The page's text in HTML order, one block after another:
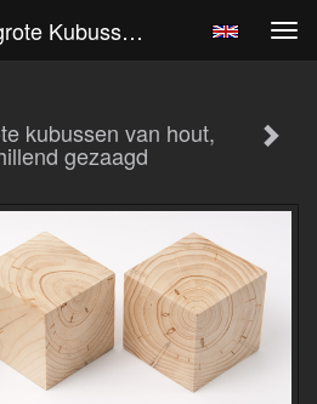
Nico Kok - Drie Evengrote Kubussen Van Hout, Verschillend Gezaagd
kubussen van hout,
gezaagd